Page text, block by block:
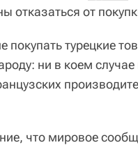
отказаться от
покупать турецкие
ни в коем
что мировое